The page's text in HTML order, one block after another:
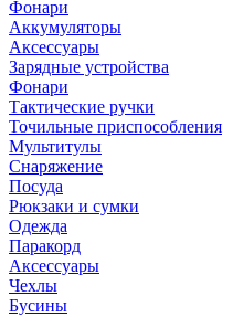
Фонари
Аккумуляторы
Аксессуары
Зарядные устройства
Фонари
Тактические ручки
Точильные приспособления
Мультитулы
Снаряжение
Посуда
Рюкзаки и сумки
Одежда
Паракорд
Аксессуары
Чехлы
Бусины